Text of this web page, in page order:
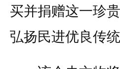
买并捐赠这一珍
弘扬民进优良传